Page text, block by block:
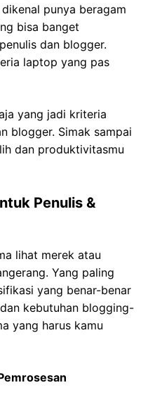
punya beragam
bisa banget
dan blogger.
laptop yang pas
yang jadi kriteria
blogger. Simak sampai
dan produktivitasmu
Penulis &
lihat merek atau
Yang paling
yang benar-benar
kebutuhan blogging-
yang harus kamu